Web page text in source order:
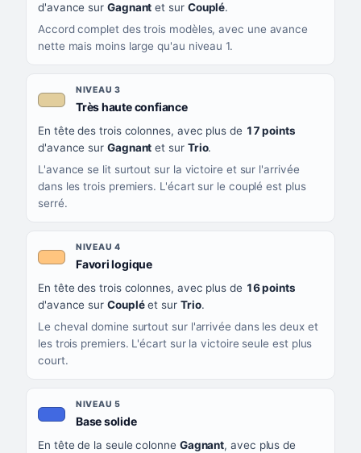
d'avance sur Gagnant et sur Couplé.
Accord complet des trois modèles, avec une avance
nette mais moins large qu'au niveau 1.
NIVEAU 3
Très haute confiance, couleur beige
En tête des trois colonnes, avec plus de 17 points
d'avance sur Gagnant et sur Trio.
L'avance se lit surtout sur la victoire et sur l'arrivée
dans les trois premiers. L'écart sur le couplé est plus
serré.
NIVEAU 4
Favori logique, couleur orange clair
En tête des trois colonnes, avec plus de 16 points
d'avance sur Coupléet sur Trio.
Le cheval domine surtout sur l'arrivée dans les deux et
les trois premiers. L'écart sur la victoire seule est plus
court.
NIVEAU 5
Base solide, couleur bleu roi
En tête de la seule colonne Gagnant, avec plus de